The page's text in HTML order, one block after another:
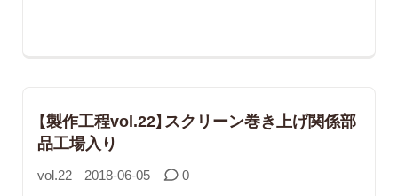
【製作工程vol.22】スクリーン巻き上げ関係部
品工場入り
vol.22 2018-06-05 0